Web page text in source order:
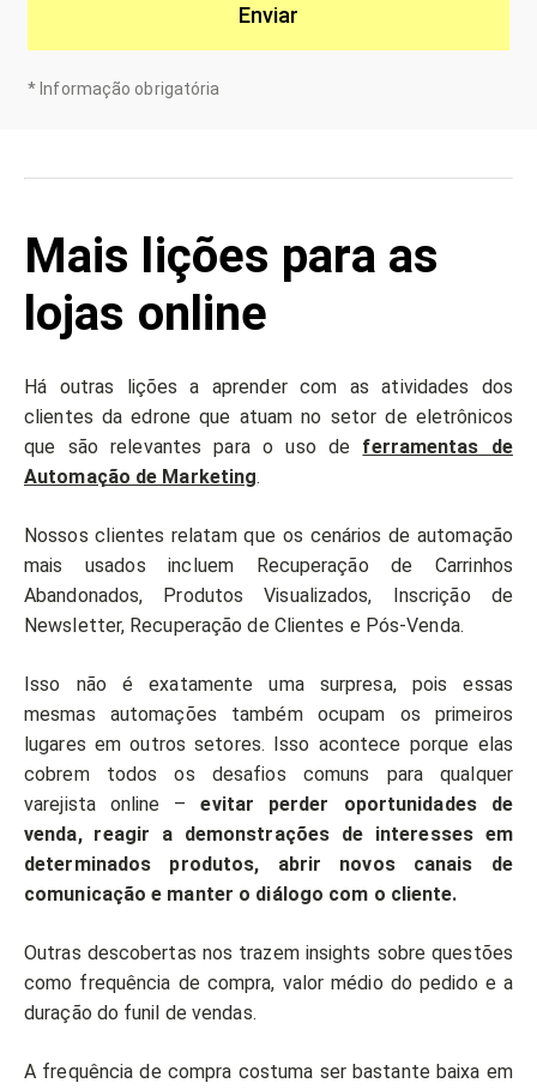
Enviar
* Informação obrigatória
Mais lições para as
lojas online
Há outras lições a aprender com as atividades dos
clientes da edrone que atuam no setor de eletrônicos
que são relevantes para o uso de ferramentas de
Automação de Marketing.
Nossos clientes relatam que os cenários de automação
mais usados ​​incluem Recuperação de Carrinhos
Abandonados, Produtos Visualizados, Inscrição de
Newsletter, Recuperação de Clientes e Pós-Venda.
Isso não é exatamente uma surpresa, pois essas
mesmas automações também ocupam os primeiros
lugares em outros setores. Isso acontece porque elas
cobrem todos os desafios comuns para qualquer
varejista online –evitar perder oportunidades de
venda, reagir a demonstrações de interesses em
determinados produtos, abrir novos canais de
comunicação e manter o diálogo com o cliente.
Outras descobertas nos trazem insights sobre questões
como frequência de compra, valor médio do pedido e a
duração do funil de vendas.
A frequência de compra costuma ser bastante baixa em